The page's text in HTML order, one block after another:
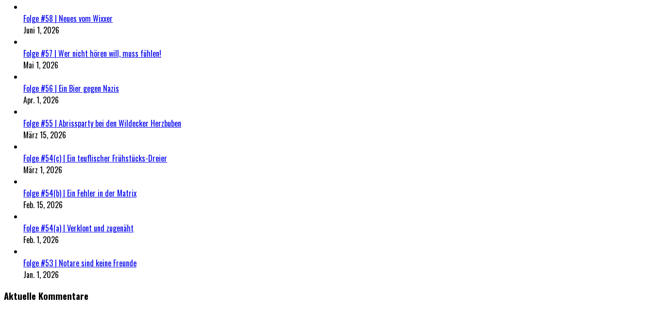
Folge #58 | Neues vom Wixxer
Juni 1, 2026
Folge #57 | Wer nicht hören will, muss fühlen!
Mai 1, 2026
Folge #56 | Ein Bier gegen Nazis
Apr. 1, 2026
Folge #55 | Abrissparty bei den Wildecker Herzbuben
März 15, 2026
Folge #54(c) | Ein teuflischer Frühstücks-Dreier
März 1, 2026
Folge #54(b) | Ein Fehler in der Matrix
Feb. 15, 2026
Folge #54(a) | Verklont und zugenäht
Feb. 1, 2026
Folge #53 | Notare sind keine Freunde
Jan. 1, 2026
Aktuelle Kommentare